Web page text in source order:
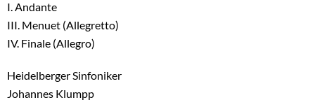
I. Andante
III. Menuet (Allegretto)
IV. Finale (Allegro)
Heidelberger Sinfoniker
Johannes Klumpp